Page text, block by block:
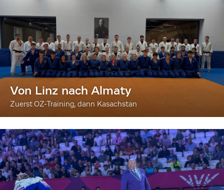
Von Linz nach Almaty
Zuerst OZ-Training, dann Kasachstan